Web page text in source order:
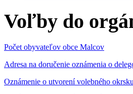
Voľby do
Počet obyvateľov obce Malcov
Adresa na doručenie oznámenia o
Oznámenie o utvorení volebného